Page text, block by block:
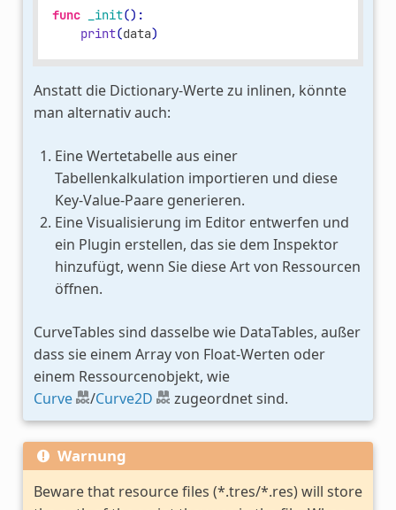
func _init():
print(data)
Anstatt die Dictionary-Werte zu inlinen, könnte
man alternativ auch:
Eine Wertetabelle aus einer
Tabellenkalkulation importieren und diese
Key-Value-Paare generieren.
Eine Visualisierung im Editor entwerfen und
ein Plugin erstellen, das sie dem Inspektor
hinzufügt, wenn Sie diese Art von Ressourcen
öffnen.
CurveTables sind dasselbe wie DataTables, außer
dass sie einem Array von Float-Werten oder
einem Ressourcenobjekt, wie
Curve
/Curve2D zugeordnet sind.
Warnung
Beware that resource files (*.tres/*.res) will store